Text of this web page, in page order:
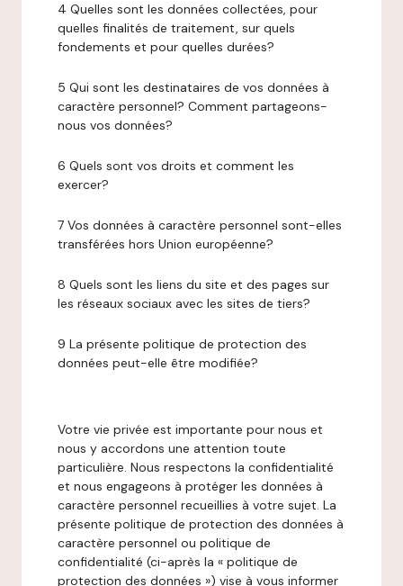
4 Quelles sont les données collectées, pour
quelles finalités de traitement, sur quels
fondements et pour quelles durées?
5 Qui sont les destinataires de vos données à
caractère personnel? Comment partageons-
nous vos données?
6 Quels sont vos droits et comment les
exercer?
7 Vos données à caractère personnel sont-elles
transférées hors Union européenne?
8 Quels sont les liens du site et des pages sur
les réseaux sociaux avec les sites de tiers?
9 La présente politique de protection des
données peut-elle être modifiée?
Votre vie privée est importante pour nous et
nous y accordons une attention toute
particulière. Nous respectons la confidentialité
et nous engageons à protéger les données à
caractère personnel recueillies à votre sujet. La
présente politique de protection des données à
caractère personnel ou politique de
confidentialité (ci-après la « politique de
protection des données ») vise à vous informer